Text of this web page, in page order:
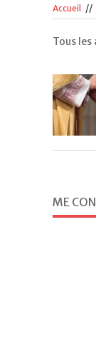
Accueil //
Tous
ME